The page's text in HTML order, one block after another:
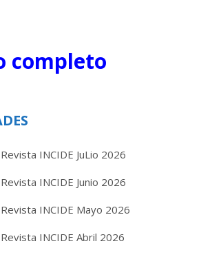
completo
INCIDE JuLio 2026
INCIDE Junio 2026
INCIDE Mayo 2026
INCIDE Abril 2026